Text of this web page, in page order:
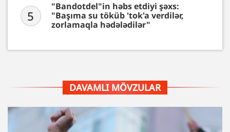
5
"Bandotdel"in həbs etdiyi şəxs:
"Başıma su töküb 'tok'a verdilər,
zorlamaqla hədələdilər"
DAVAMLI MÖVZULAR